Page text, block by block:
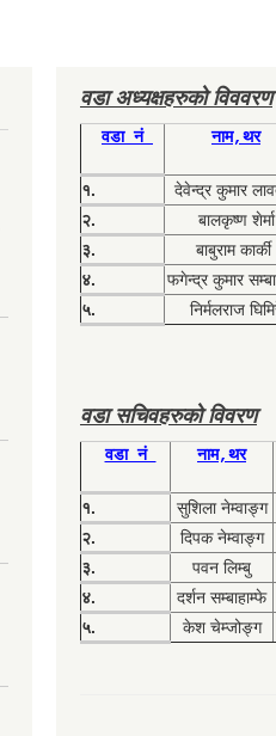
वडा अध्यक्षहरुको विववरण
वडा नं नाम,थर
१. देवेन्द्र कुमार
२.
बालकृष्ण शेर्मा
३.
बाबुराम कार्की
४.
फगेन्द्र कुमार
५.
निर्मलराज
वडा सचिवहरुको विवरण
वडा नं नाम,थर
१. सुशिला नेम्वाङ्ग
२.
दिपक नेम्वाङ्ग
३.
पवन लिम्बु
४.
दर्शन सम्बाहाम्फे
५.
केश चेम्जोङ्ग